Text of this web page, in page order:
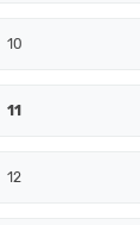
10
11
12